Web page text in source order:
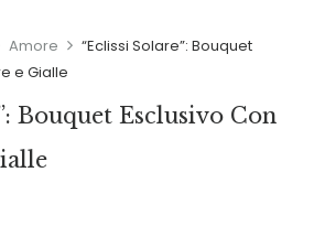
Amore
“Eclissi Solare”: Bouquet
e Gialle
Bouquet Esclusivo Con